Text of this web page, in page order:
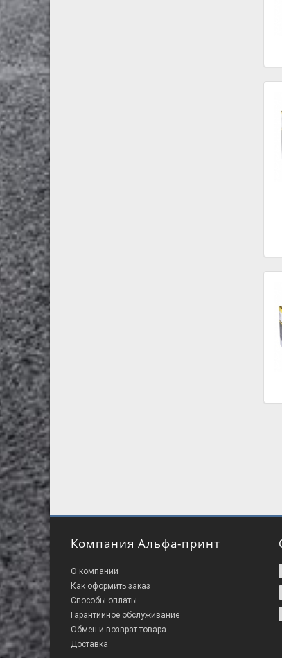
Компания Альфа-принт
О компании
Как оформить заказ
Способы оплаты
Гарантийное обслуживание
Обмен и возврат товара
Доставка